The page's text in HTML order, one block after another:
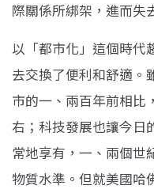
際關係所綁架，進而失
以「都市化」這個時代
去交換了便利和舒適。
市的一、兩百年前相比
右；科技發展也讓今日
常地享有，一、兩個世
物質水準。但就美國哈